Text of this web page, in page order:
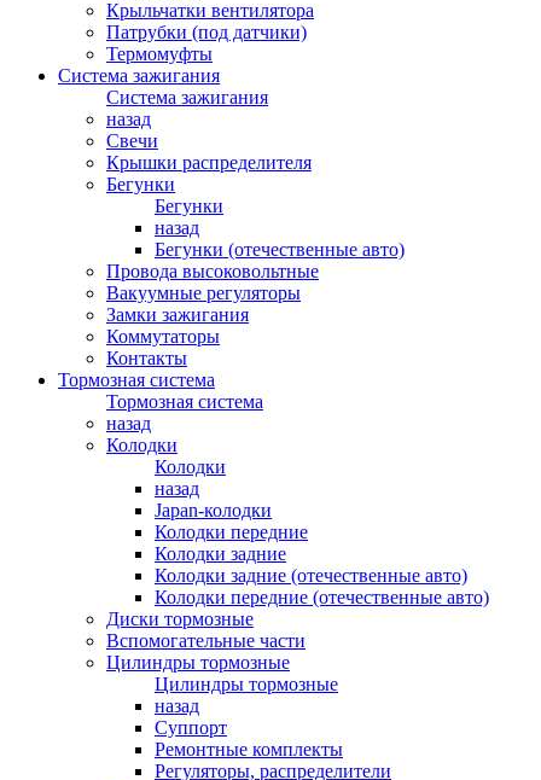
Крыльчатки вентилятора
Патрубки (под датчики)
Термомуфты
Система зажигания
Система зажигания
назад
Свечи
Крышки распределителя
Бегунки
Бегунки
назад
Бегунки (отечественные авто)
Провода высоковольтные
Вакуумные регуляторы
Замки зажигания
Коммутаторы
Контакты
Тормозная система
Тормозная система
назад
Колодки
Колодки
назад
Japan-колодки
Колодки передние
Колодки задние
Колодки задние (отечественные авто)
Колодки передние (отечественные авто)
Диски тормозные
Вспомогательные части
Цилиндры тормозные
Цилиндры тормозные
назад
Суппорт
Ремонтные комплекты
Регуляторы, распределители